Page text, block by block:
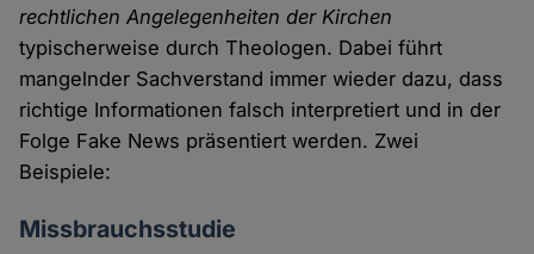
rechtlichen Angelegenheiten der Kirchen
typischerweise durch Theologen. Dabei führt
mangelnder Sachverstand immer wieder dazu, dass
richtige Informationen falsch interpretiert und in der
Folge Fake News präsentiert werden. Zwei
Beispiele:
Missbrauchsstudie